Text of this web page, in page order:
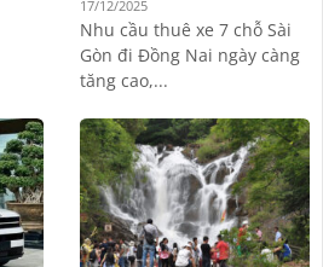
17/12/2025
Nhu cầu thuê xe 7 chỗ Sài
Gòn đi Đồng Nai ngày càng
tăng cao,...